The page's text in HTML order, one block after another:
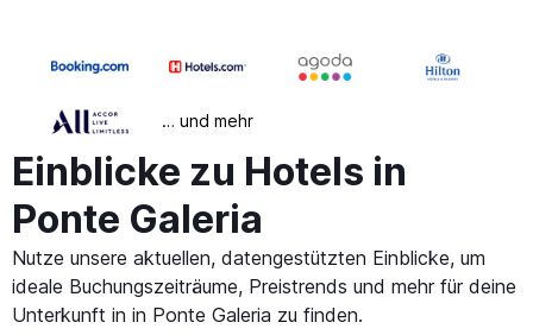
… und mehr
Einblicke zu Hotels in
Ponte Galeria
Nutze unsere aktuellen, datengestützten Einblicke, um
ideale Buchungszeiträume, Preistrends und mehr für deine
Unterkunft in in Ponte Galeria zu finden.